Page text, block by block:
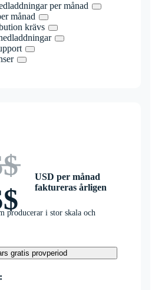
per månad
månad
krävs
USD per månad
faktureras årligen
producerar i stor skala och
gratis provperiod